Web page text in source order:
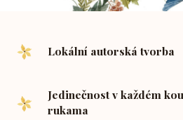
Lokální autorská tvorba
Jedinečnost v každém
rukama